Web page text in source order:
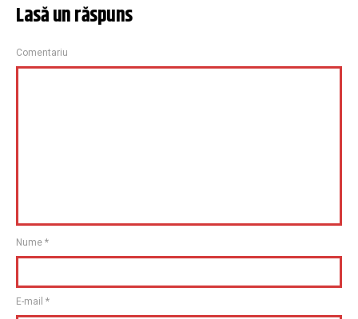
Lasă un răspuns
Comentariu
Nume *
E-mail *